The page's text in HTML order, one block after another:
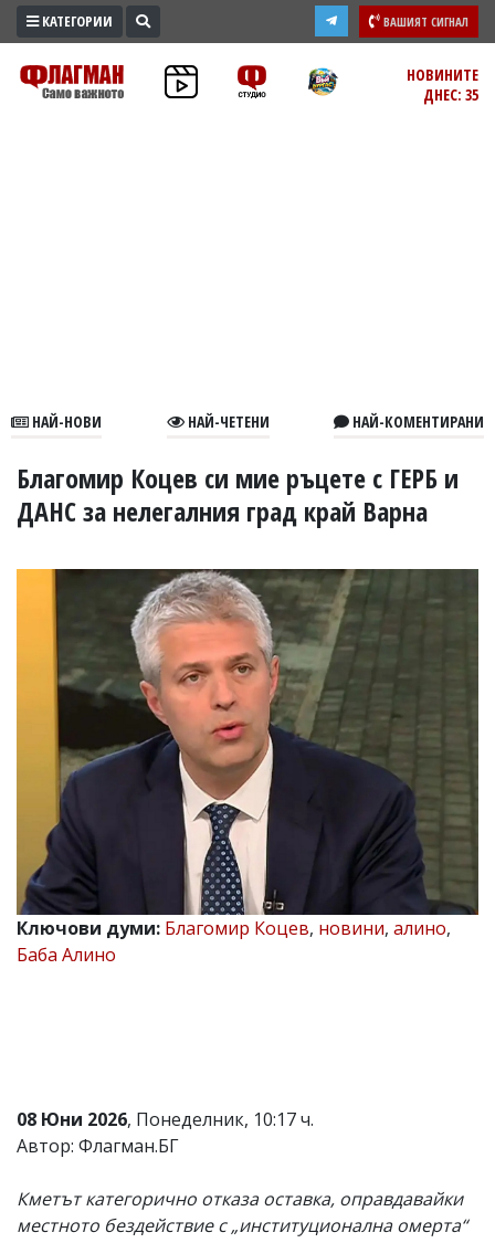
ПРОМО
ЗОНА
В
УКРАЙНА
СПОРТ
РАЗСЛЕДВАНЕ
Управители:
v.vasilev@flagman.bg
Касабова,
еmail:k.kassabova@flagman.bg
Главен
редактор:
Иван
Колев,
email:
от
и
не
отговорност
КАТЕГОРИИ ВАШИЯТ СИГНАЛ
НОВИНИТЕ
ДНЕС: 35
НАЙ-НОВИ НАЙ-ЧЕТЕНИ НАЙ-КОМЕНТИРАНИ
Благомир Коцев си мие ръцете с ГЕРБ и
ДАНС за нелегалния град край Варна
Ключови думи: Благомир Коцев, новини, алино,
Баба Алино
08 Юни 2026, Понеделник, 10:17 ч.
Автор: Флагман.БГ
Кметът категорично отказа оставка, оправдавайки
местното бездействие с „институционална омерта“